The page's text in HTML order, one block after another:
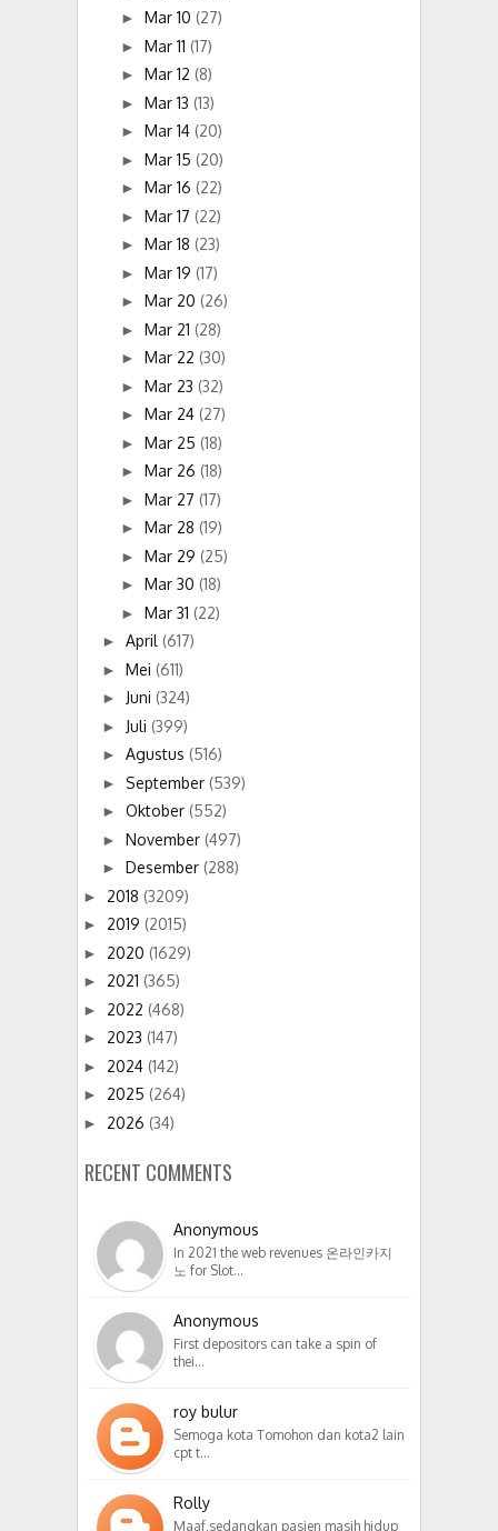
► Mar 10 (27)
► Mar 11 (17)
► Mar 12 (8)
► Mar 13 (13)
► Mar 14 (20)
► Mar 15 (20)
► Mar 16 (22)
► Mar 17 (22)
► Mar 18 (23)
► Mar 19 (17)
► Mar 20 (26)
► Mar 21 (28)
► Mar 22 (30)
► Mar 23 (32)
► Mar 24 (27)
► Mar 25 (18)
► Mar 26 (18)
► Mar 27 (17)
► Mar 28 (19)
► Mar 29 (25)
► Mar 30 (18)
► Mar 31 (22)
► April (617)
► Mei (611)
► Juni (324)
► Juli (399)
► Agustus (516)
► September (539)
► Oktober (552)
► November (497)
► Desember (288)
► 2018 (3209)
► 2019 (2015)
► 2020 (1629)
► 2021 (365)
► 2022 (468)
► 2023 (147)
► 2024 (142)
► 2025 (264)
► 2026 (34)
RECENT COMMENTS
Anonymous
In 2021 the web revenues 온라인카지
노 for Slot…
Anonymous
First depositors can take a spin of
thei…
roy bulur
Semoga kota Tomohon dan kota2 lain
cpt t…
Rolly
Maaf,sedangkan pasien masih hidup